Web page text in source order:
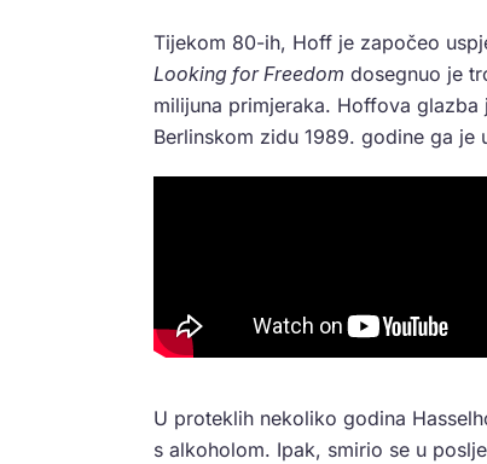
Tijekom 80-ih, Hoff je započeo
Looking for Freedom dosegnuo je
milijuna primjeraka. Hoffova
Berlinskom zidu 1989. godine ga
U proteklih nekoliko godina
s alkoholom. Ipak, smirio se u